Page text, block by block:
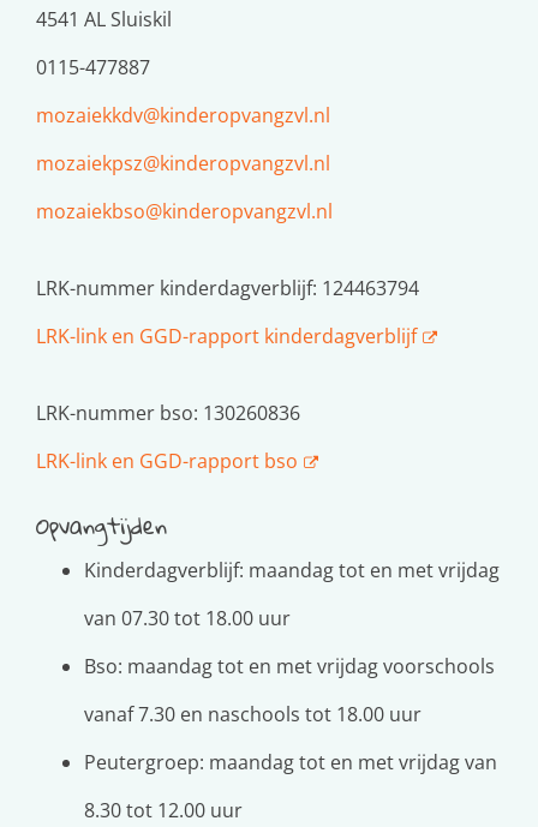
4541 AL Sluiskil
0115-477887
mozaiekkdv@kinderopvangzvl.nl
mozaiekpsz@kinderopvangzvl.nl
mozaiekbso@kinderopvangzvl.nl
LRK-nummer kinderdagverblijf: 124463794
LRK-link en GGD-rapport kinderdagverblijf
LRK-nummer bso: 130260836
LRK-link en GGD-rapport bso
Opvangtijden
Kinderdagverblijf: maandag tot en met vrijdag
van 07.30 tot 18.00 uur
Bso: maandag tot en met vrijdag voorschools
vanaf 7.30 en naschools tot 18.00 uur
Peutergroep: maandag tot en met vrijdag van
8.30 tot 12.00 uur